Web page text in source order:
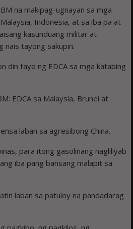
na makipag-ugnayan sa mga
Indonesia, at sa iba pa at
kasunduang militar at
nais tayong sakupin.
din tayo ng EDCA sa mga katabing
EDCA sa Malaysia, Brunei at
laban sa agresibong China.
para itong gasolinang nagliliyab
iba pang bansang malapit sa
laban sa patuloy na pandadarag